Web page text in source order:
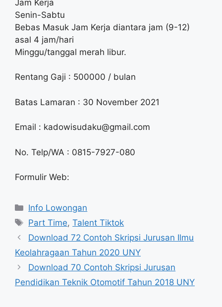
Jam Kerja
Senin-Sabtu
Bebas Masuk Jam Kerja diantara jam (9-12)
asal 4 jam/hari
Minggu/tanggal merah libur.
Rentang Gaji : 500000 / bulan
Batas Lamaran : 30 November 2021
Email : kadowisudaku@gmail.com
No. Telp/WA : 0815-7927-080
Formulir Web:
Categories
Info Lowongan
Tags
Part Time,Talent Tiktok
Download 72 Contoh Skripsi Jurusan Ilmu
Keolahragaan Tahun 2020 UNY
Download 70 Contoh Skripsi Jurusan
Pendidikan Teknik Otomotif Tahun 2018 UNY